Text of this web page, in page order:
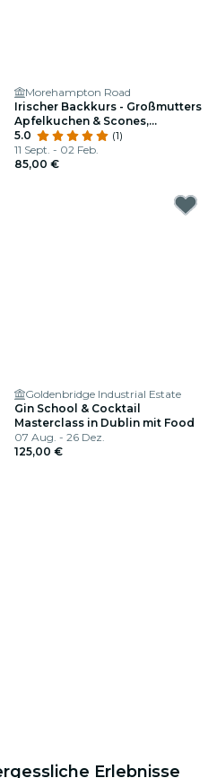
Morehampton Road
Irischer Backkurs - Großmutters
Apfelkuchen & Scones,
Traditionelle Rezepte
5.0
(1)
11 Sept. - 02 Feb.
85,00 €
Goldenbridge Industrial Estate
Gin School & Cocktail
Masterclass in Dublin mit Food
07 Aug. - 26 Dez.
125,00 €
Erlebnisse